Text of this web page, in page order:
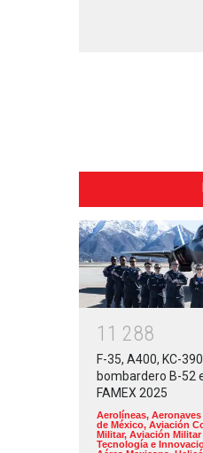
1 1 288
F-35, A400, KC-
bombardero B-52
FAMEX 2025
Aerolíneas,
de México, Aviación
Militar, Aviación Militar
Tecnología e